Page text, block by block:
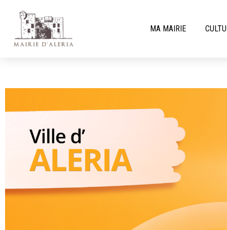
MA MAIRIE